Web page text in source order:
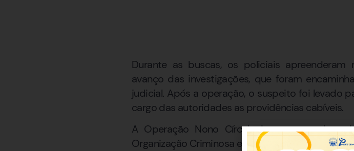
Durante as buscas, os policiais
avanço das investigações, que foram
judicial. Após a operação, o suspeito foi levado
cargo das autoridades as providências cabíveis.
A Operação Nono Círculo integra uma
Organização Criminosa e Lavagem de Bens e